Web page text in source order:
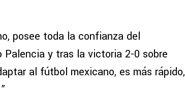
posee toda la confianza del
y tras la victoria 2-0 sobre
al fútbol mexicano, es más rápido,